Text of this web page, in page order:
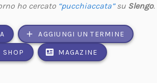
ho cercato “pucchiaccata”su Slengo.
AGGIUNGI UN TERMINE
SHOP MAGAZINE